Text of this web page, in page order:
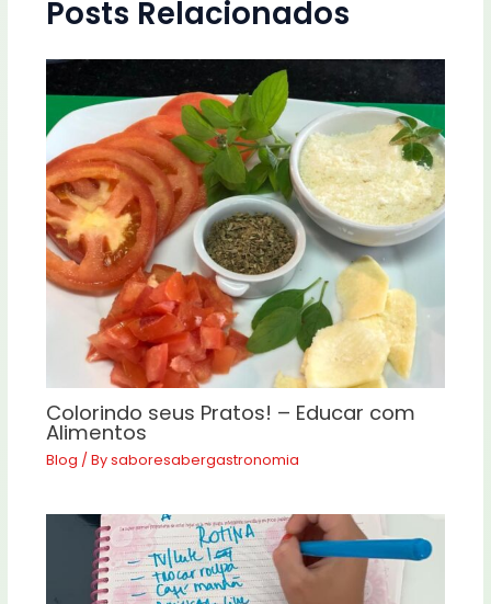
Posts Relacionados
Colorindo seus Pratos! – Educar com
Alimentos
Blog / Bysaboresabergastronomia